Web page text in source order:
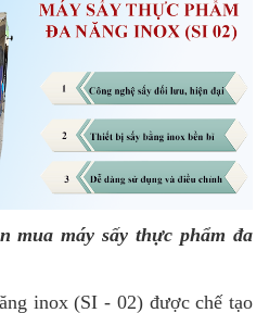
mua máy sấy thực phẩm đa
inox (SI - 02) được chế tạo